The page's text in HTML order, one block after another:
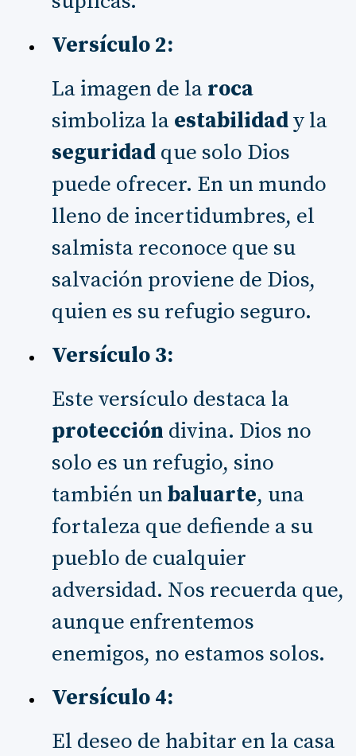
Versículo 2:
La imagen de la roca
simboliza la estabilidady la
seguridad que solo Dios
puede ofrecer. En un mundo
lleno de incertidumbres, el
salmista reconoce que su
salvación proviene de Dios,
quien es su refugio seguro.
Versículo 3:
Este versículo destaca la
protección divina. Dios no
solo es un refugio, sino
también un baluarte, una
fortaleza que defiende a su
pueblo de cualquier
adversidad. Nos recuerda que,
aunque enfrentemos
enemigos, no estamos solos.
Versículo 4:
El deseo de habitar en la casa